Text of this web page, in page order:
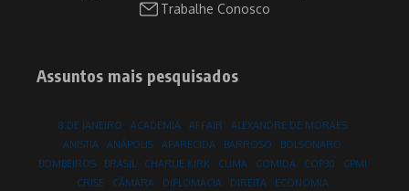
Trabalhe Conosco
Assuntos mais pesquisados
8 DE JANEIRO ACADEMIA AFFAIR
ALEXANDRE DE MORAES
ANISTIA
ANÁPOLIS APARECIDA BARROSO
BOLSONARO
BOMBEIROS
BRASIL CHARLIE KIRK CLIMA COMIDA COP30
CPMI
CRISE
CÂMARA DIPLOMACIA DIREITA
ECONOMIA